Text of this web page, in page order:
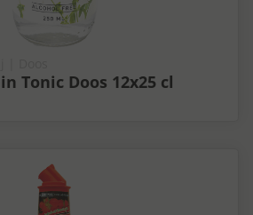
Tonic Doos 12x25 cl